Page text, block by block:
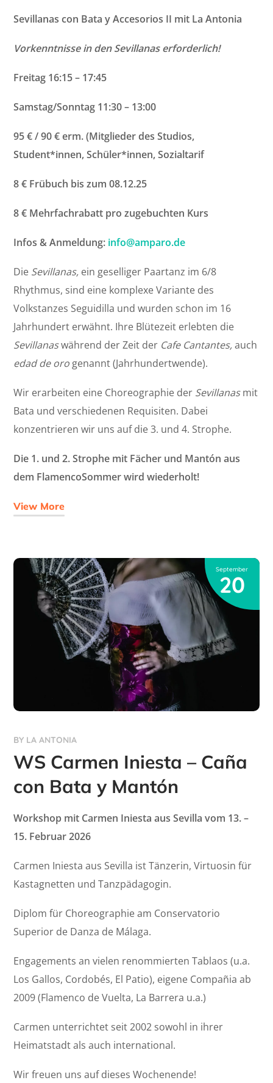
Sevillanas con Bata y Accesorios II mit La Antonia
Vorkenntnisse in den Sevillanas erforderlich!
Freitag 16:15 – 17:45
Samstag/Sonntag 11:30 – 13:00
95 € / 90 € erm. (Mitglieder des Studios,
Student*innen, Schüler*innen, Sozialtarif
8 € Frübuch bis zum 08.12.25
8 € Mehrfachrabatt pro zugebuchten Kurs
Infos & Anmeldung: info@amparo.de
Die Sevillanas, ein geselliger Paartanz im 6/8
Rhythmus, sind eine komplexe Variante des
Volkstanzes Seguidilla und wurden schon im 16
Jahrhundert erwähnt. Ihre Blütezeit erlebten die
Sevillanaswährend der Zeit der Cafe Cantantes,auch
edad de oro genannt (Jahrhundertwende).
Wir erarbeiten eine Choreographie der Sevillanasmit
Bata und verschiedenen Requisiten. Dabei
konzentrieren wir uns auf die 3. und 4. Strophe.
Die 1. und 2. Strophe mit Fächer und Mantón aus
dem FlamencoSommer wird wiederholt!
View More
September
20
BY LA ANTONIA
WS Carmen Iniesta – Caña
con Bata y Mantón
Workshop mit Carmen Iniesta aus Sevilla vom 13. –
15. Februar 2026
Carmen Iniesta aus Sevilla ist Tänzerin, Virtuosin für
Kastagnetten und Tanzpädagogin.
Diplom für Choreographie am Conservatorio
Superior de Danza de Málaga.
Engagements an vielen renommierten Tablaos (u.a.
Los Gallos, Cordobés, El Patio), eigene Compañia ab
2009 (Flamenco de Vuelta, La Barrera u.a.)
Carmen unterrichtet seit 2002 sowohl in ihrer
Heimatstadt als auch international.
Wir freuen uns auf dieses Wochenende!